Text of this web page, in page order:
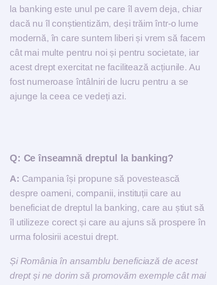
la banking este unul pe care îl avem deja, chiar
dacă nu îl conștientizăm, deși trăim într-o lume
modernă, în care suntem liberi și vrem să facem
cât mai multe pentru noi și pentru societate, iar
acest drept exercitat ne facilitează acțiunile. Au
fost numeroase întâlniri de lucru pentru a se
ajunge la ceea ce vedeți azi.
Q: Ce înseamnă dreptul la banking?
A: Campania își propune să povestească
despre oameni, companii, instituții care au
beneficiat de dreptul la banking, care au știut să
îl utilizeze corect și care au ajuns să prospere în
urma folosirii acestui drept.
Și România în ansamblu beneficiază de acest
drept și ne dorim să promovăm exemple cât mai